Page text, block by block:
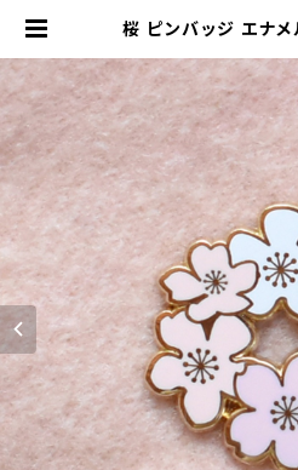
桜 ピンバッジ エナメルピン ブロー